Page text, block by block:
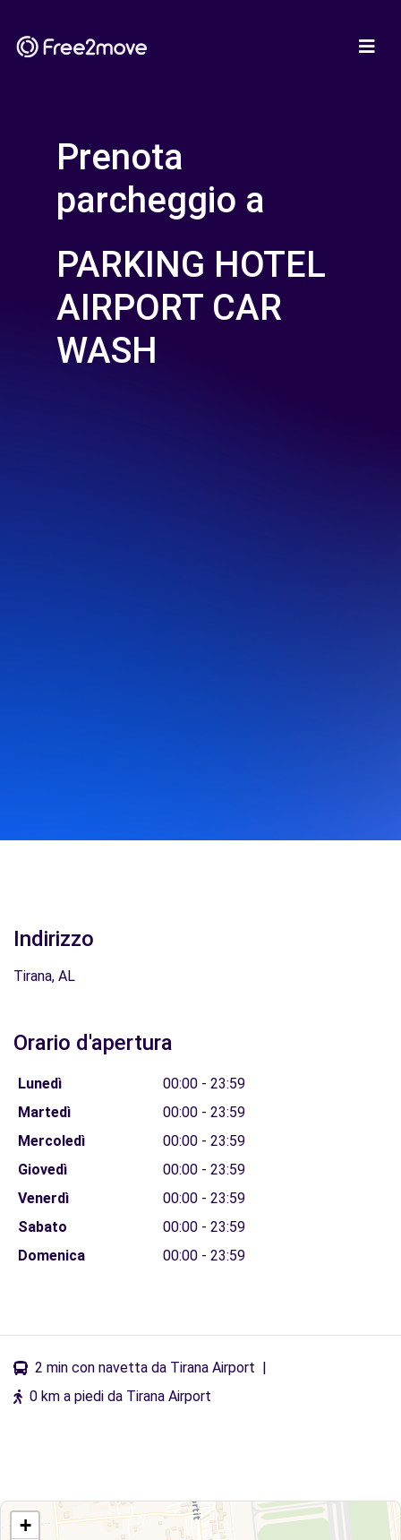
Prenota
parcheggio a
PARKING HOTEL
AIRPORT CAR
WASH
Indirizzo
Tirana, AL
Orario d'apertura
Lunedì
00:00 - 23:59
Martedì
00:00 - 23:59
Mercoledì
00:00 - 23:59
Giovedì
00:00 - 23:59
Venerdì
00:00 - 23:59
Sabato
00:00 - 23:59
Domenica
00:00 - 23:59
2 min con navetta da Tirana Airport |
0 km a piedi da Tirana Airport
+